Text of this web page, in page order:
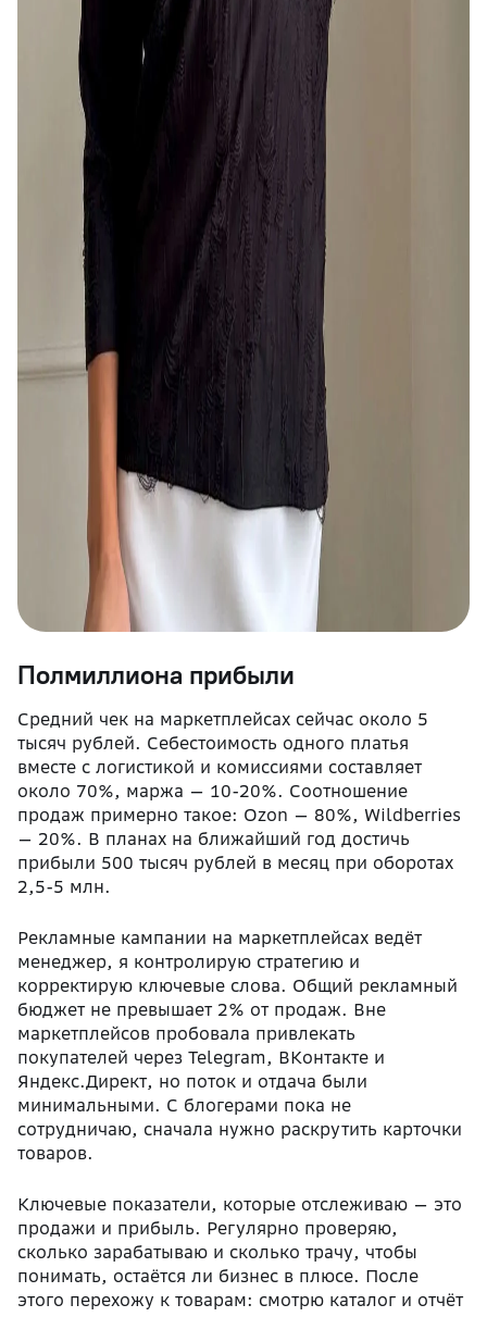
Полмиллиона прибыли
Средний чек на маркетплейсах сейчас около 5
тысяч рублей. Себестоимость одного платья
вместе с логистикой и комиссиями составляет
около 70%, маржа — 10-20%. Соотношение
продаж примерно такое: Ozon — 80%, Wildberries
— 20%. В планах на ближайший год достичь
прибыли 500 тысяч рублей в месяц при оборотах
2,5-5 млн.
Рекламные кампании на маркетплейсах ведёт
менеджер, я контролирую стратегию и
корректирую ключевые слова. Общий рекламный
бюджет не превышает 2% от продаж. Вне
маркетплейсов пробовала привлекать
покупателей через Telegram, ВКонтакте и
Яндекс.Директ, но поток и отдача были
минимальными. С блогерами пока не
сотрудничаю, сначала нужно раскрутить карточки
товаров.
Ключевые показатели, которые отслеживаю — это
продажи и прибыль. Регулярно проверяю,
сколько зарабатываю и сколько трачу, чтобы
понимать, остаётся ли бизнес в плюсе. После
этого перехожу к товарам: смотрю каталог и отчёт